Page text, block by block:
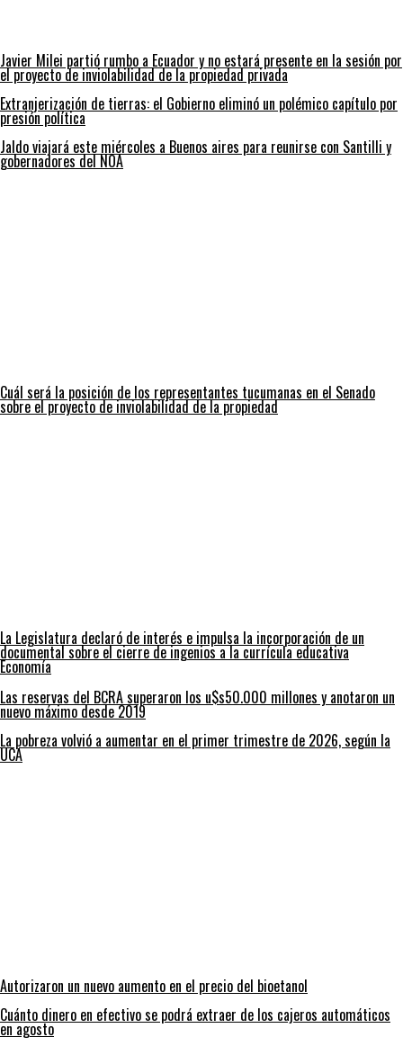
Javier Milei partió rumbo a Ecuador y no estará presente en la sesión por
el proyecto de inviolabilidad de la propiedad privada
Extranjerización de tierras: el Gobierno eliminó un polémico capítulo por
presión política
Jaldo viajará este miércoles a Buenos aires para reunirse con Santilli y
gobernadores del NOA
Cuál será la posición de los representantes tucumanas en el Senado
sobre el proyecto de inviolabilidad de la propiedad
La Legislatura declaró de interés e impulsa la incorporación de un
documental sobre el cierre de ingenios a la currícula educativa
Economía
Las reservas del BCRA superaron los u$s50.000 millones y anotaron un
nuevo máximo desde 2019
La pobreza volvió a aumentar en el primer trimestre de 2026, según la
UCA
Autorizaron un nuevo aumento en el precio del bioetanol
Cuánto dinero en efectivo se podrá extraer de los cajeros automáticos
en agosto